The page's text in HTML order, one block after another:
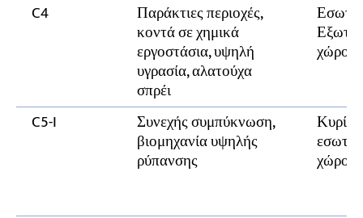
C4 Παράκτιες περιοχές,
κοντά σε χημικά
εργοστάσια, υψηλή
υγρασία, αλατούχα
σπρέι
χώρος
C5-I Συνεχής συμπύκνωση,
βιομηχανία υψηλής
ρύπανσης χώρους